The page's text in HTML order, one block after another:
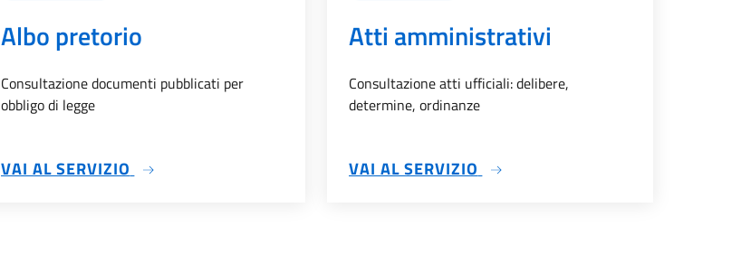
Albo pretorio
Consultazione documenti pubblicati per
obbligo di legge
VAI AL SERVIZIO SU ALBO PRETORIO
Atti amministrativi
Consultazione atti ufficiali: delibere,
determine, ordinanze
VAI AL SERVIZIO SU ATTI AMMINISTRATIVI